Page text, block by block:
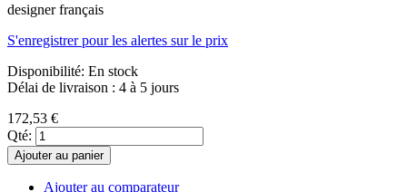
designer français
S'enregistrer pour les alertes sur le prix
Disponibilité: En stock
Délai de livraison : 4 à 5 jours
172,53 €
Qté:
Ajouter au panier
Ajouter au comparateur